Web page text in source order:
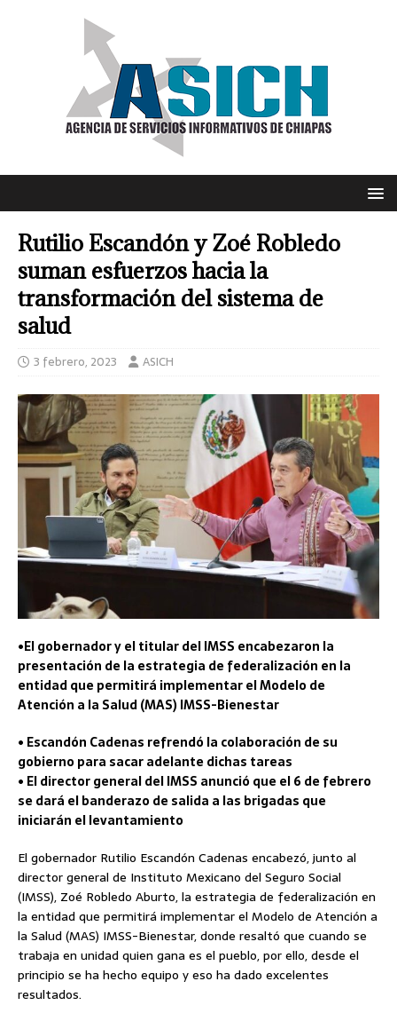
Rutilio Escandón y Zoé Robledo
suman esfuerzos hacia la
transformación del sistema de
salud
3 febrero, 2023 ASICH
•El gobernador y el titular del IMSS encabezaron la
presentación de la estrategia de federalización en la
entidad que permitirá implementar el Modelo de
Atención a la Salud (MAS) IMSS-Bienestar
• Escandón Cadenas refrendó la colaboración de su
gobierno para sacar adelante dichas tareas
• El director general del IMSS anunció que el 6 de febrero
se dará el banderazo de salida a las brigadas que
iniciarán el levantamiento
El gobernador Rutilio Escandón Cadenas encabezó, junto al
director general de Instituto Mexicano del Seguro Social
(IMSS), Zoé Robledo Aburto, la estrategia de federalización en
la entidad que permitirá implementar el Modelo de Atención a
la Salud (MAS) IMSS-Bienestar, donde resaltó que cuando se
trabaja en unidad quien gana es el pueblo, por ello, desde el
principio se ha hecho equipo y eso ha dado excelentes
resultados.